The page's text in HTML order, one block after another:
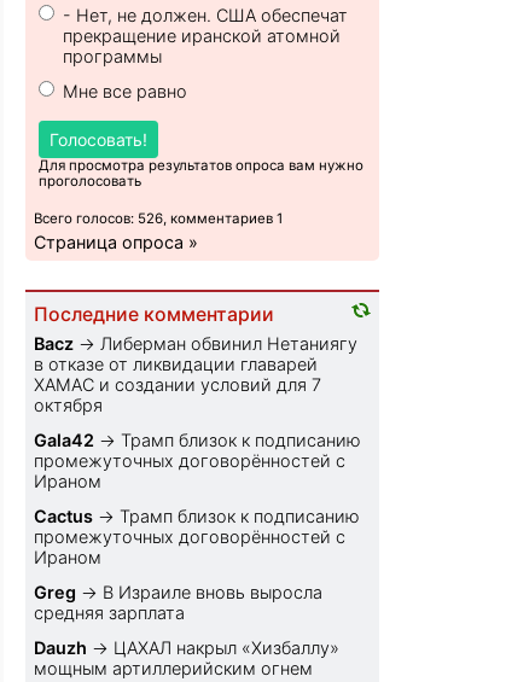
- Нет, не должен. США обеспечат
прекращение иранской атомной
программы
Мне все равно
Голосовать!
Для просмотра результатов опроса вам нужно
проголосовать
Всего голосов: 526, комментариев 1
Страница опроса »
Последние комментарии
Bacz → Либерман обвинил Нетаниягу
в отказе от ликвидации главарей
ХАМАС и создании условий для 7
октября
Gala42 →Трамп близок к подписанию
промежуточных договорённостей с
Ираном
Cactus →Трамп близок к подписанию
промежуточных договорённостей с
Ираном
Greg → В Израиле вновь выросла
средняя зарплата
Dauzh → ЦАХАЛ накрыл «Хизбаллу»
мощным артиллерийским огнем